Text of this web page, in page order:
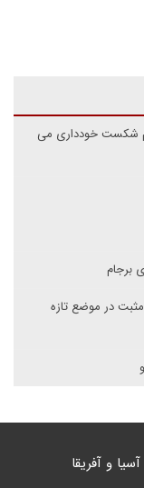
شکست خودداری می
برجام
در موضع تازه
آسیا و آفریقا